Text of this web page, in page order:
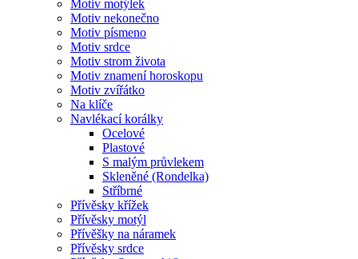
Motiv motýlek
Motiv nekonečno
Motiv písmeno
Motiv srdce
Motiv strom života
Motiv znamení horoskopu
Motiv zvířátko
Na klíče
Navlékací korálky
Ocelové
Plastové
S malým průvlekem
Skleněné (Rondelka)
Stříbrné
Přívěsky křížek
Přívěsky motýl
Přívěšky na náramek
Přívěsky srdce